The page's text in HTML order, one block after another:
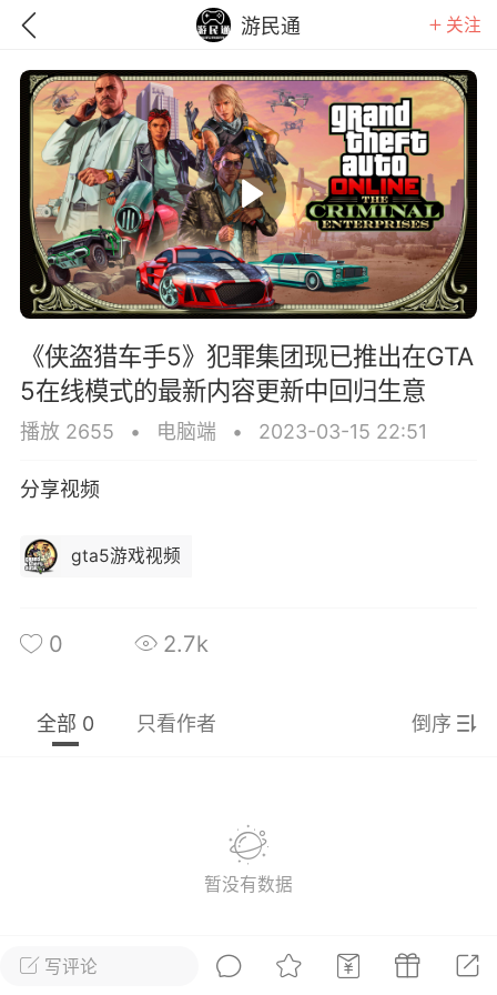
游民通 关注
GTA6 RDR2 逃离塔科夫
游戏商城 每日签到
游民通 Lv.13
版主
19 23:03
发货的商品在那里查看卡密？答：查看
：下单以后在右边消息栏查看卡密，或
写评论
《侠盗猎车手5》犯罪集团现已推出在GTA
5在线模式的最新内容更新中回归生意
播放 2655 • 电脑端 • 2023-03-15 22:51
分享视频
gta5游戏视频
0 2.7k
全部 0 只看作者 倒序
暂没有数据